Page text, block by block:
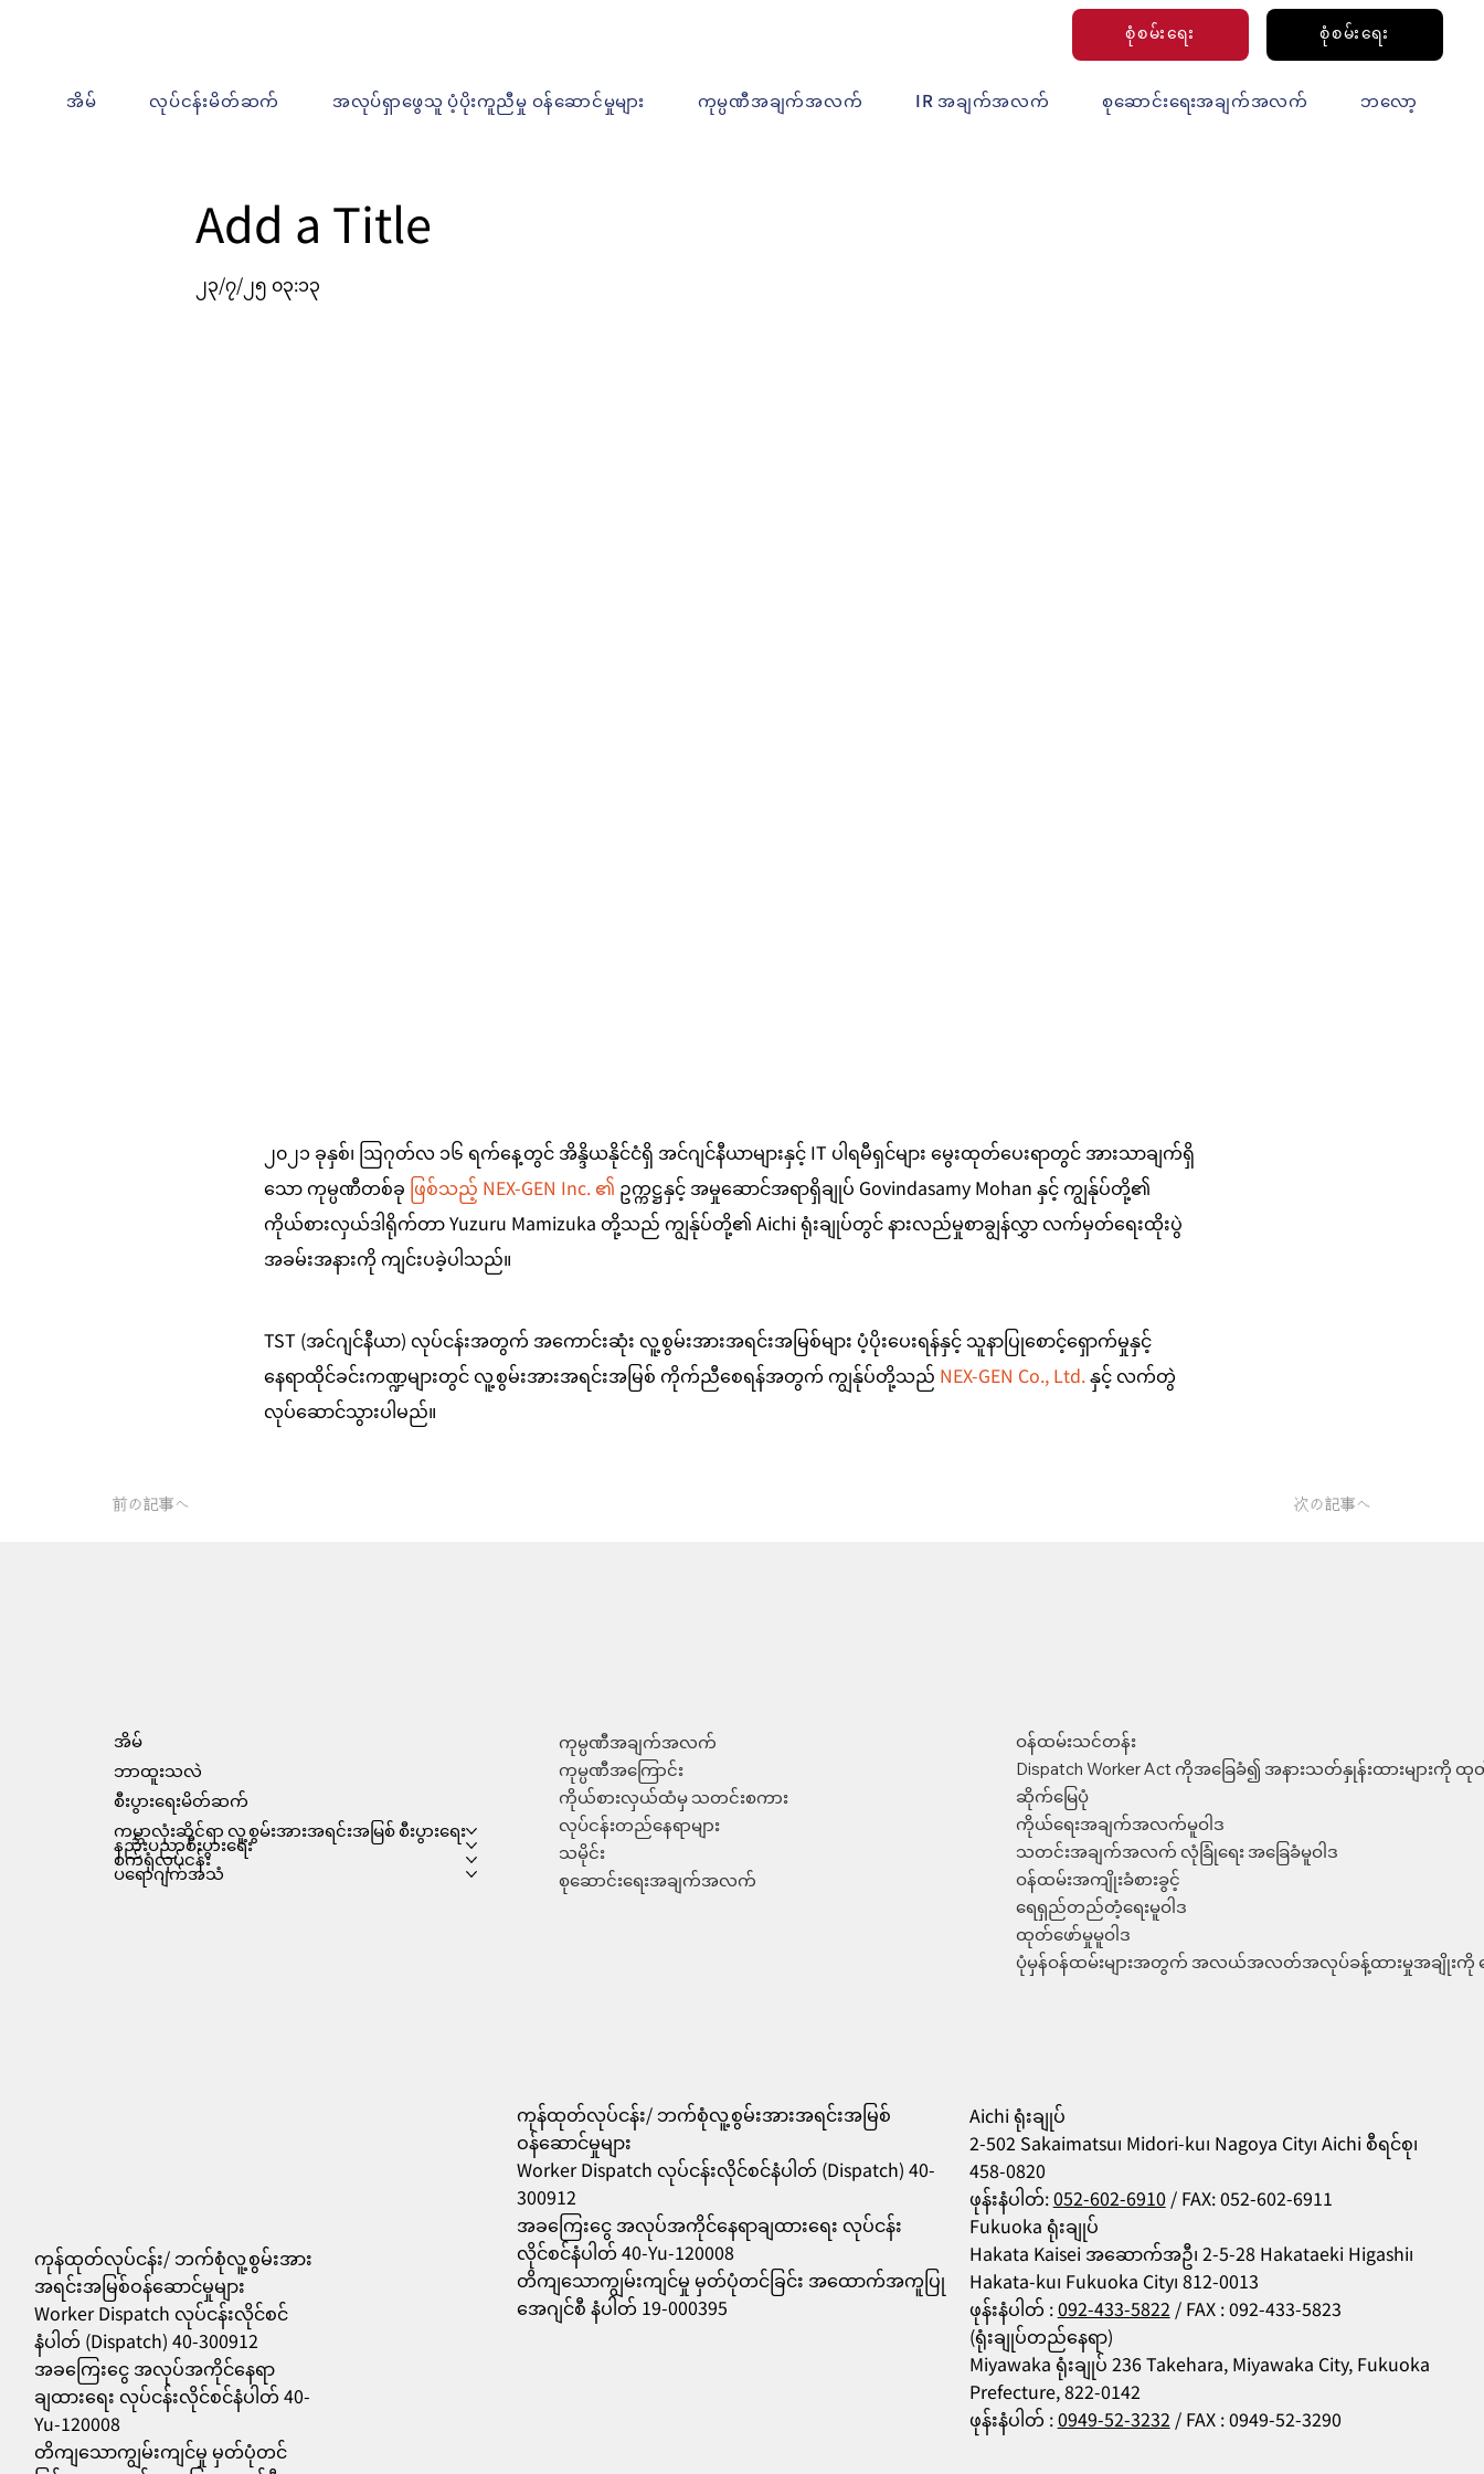
စုံစမ်းရေး စုံစမ်းရေး
အိမ် လုပ်ငန်းမိတ်ဆက် အလုပ်ရှာဖွေသူ ပံ့ပိုးကူညီမှု ဝန်ဆောင်မှုများ ကုမ္ပဏီအချက်အလက် IR အချက်အလက် စုဆောင်းရေးအချက်အလက် ဘလော့
Add a Title
၂၃/၇/၂၅ ၀၃:၁၃
前の記事へ 次の記事へ
၂၀၂၁ ခုနှစ်၊ ဩဂုတ်လ ၁၆ ရက်နေ့တွင် အိန္ဒိယနိုင်ငံရှိ အင်ဂျင်နီယာများနှင့် IT ပါရမီရှင်များ မွေးထုတ်ပေးရာတွင် အားသာချက်ရှိ
သော ကုမ္ပဏီတစ်ခု ဖြစ်သည့် NEX-GEN Inc. ၏ ဥက္ကဋ္ဌနှင့် အမှုဆောင်အရာရှိချုပ် Govindasamy Mohan နှင့် ကျွန်ုပ်တို့၏
ကိုယ်စားလှယ်ဒါရိုက်တာ Yuzuru Mamizuka တို့သည် ကျွန်ုပ်တို့၏ Aichi ရုံးချုပ်တွင် နားလည်မှုစာချွန်လွှာ လက်မှတ်ရေးထိုးပွဲ
အခမ်းအနားကို ကျင်းပခဲ့ပါသည်။
TST (အင်ဂျင်နီယာ) လုပ်ငန်းအတွက် အကောင်းဆုံး လူ့စွမ်းအားအရင်းအမြစ်များ ပံ့ပိုးပေးရန်နှင့် သူနာပြုစောင့်ရှောက်မှုနှင့်
နေရာထိုင်ခင်းကဏ္ဍများတွင် လူ့စွမ်းအားအရင်းအမြစ် ကိုက်ညီစေရန်အတွက် ကျွန်ုပ်တို့သည် NEX-GEN Co., Ltd. နှင့် လက်တွဲ
လုပ်ဆောင်သွားပါမည်။
အိမ်
ဘာထူးသလဲ
စီးပွားရေးမိတ်ဆက်
ကမ္ဘာလုံးဆိုင်ရာ လူ့စွမ်းအားအရင်းအမြစ် စီးပွားရေး
နည်းပညာစီးပွားရေး
စက်ရုံလုပ်ငန်း
ပရောဂျက်အသံ
ကုမ္ပဏီအချက်အလက်
ကုမ္ပဏီအကြောင်း
ကိုယ်စားလှယ်ထံမှ သတင်းစကား
လုပ်ငန်းတည်နေရာများ
သမိုင်း
စုဆောင်းရေးအချက်အလက်
ဝန်ထမ်းသင်တန်း
Dispatch Worker Act ကိုအခြေခံ၍ အနားသတ်နှုန်းထားများကို ထုတ်
ဆိုက်မြေပုံ
ကိုယ်ရေးအချက်အလက်မူဝါဒ
သတင်းအချက်အလက် လုံခြုံရေး အခြေခံမူဝါဒ
ဝန်ထမ်းအကျိုးခံစားခွင့်
ရေရှည်တည်တံ့ရေးမူဝါဒ
ထုတ်ဖော်မှုမူဝါဒ
ပုံမှန်ဝန်ထမ်းများအတွက် အလယ်အလတ်အလုပ်ခန့်ထားမှုအချိုးကို ကြေ
556
ကုန်ထုတ်လုပ်ငန်း/ ဘက်စုံလူ့စွမ်းအား
အရင်းအမြစ်ဝန်ဆောင်မှုများ
Worker Dispatch လုပ်ငန်းလိုင်စင်
နံပါတ် (Dispatch) 40-300912
အခကြေးငွေ အလုပ်အကိုင်နေရာ
ချထားရေး လုပ်ငန်းလိုင်စင်နံပါတ် 40-
Yu-120008
တိကျသောကျွမ်းကျင်မှု မှတ်ပုံတင်
ကုန်ထုတ်လုပ်ငန်း/ ဘက်စုံလူ့စွမ်းအားအရင်းအမြစ်
ဝန်ဆောင်မှုများ
Worker Dispatch လုပ်ငန်းလိုင်စင်နံပါတ် (Dispatch) 40-
300912
အခကြေးငွေ အလုပ်အကိုင်နေရာချထားရေး လုပ်ငန်း
လိုင်စင်နံပါတ် 40-Yu-120008
တိကျသောကျွမ်းကျင်မှု မှတ်ပုံတင်ခြင်း အထောက်အကူပြု
အေဂျင်စီ နံပါတ် 19-000395
Aichi ရုံးချုပ်
2-502 Sakaimatsu၊ Midori-ku၊ Nagoya City၊ Aichi စီရင်စု၊
458-0820
ဖုန်းနံပါတ်:052-602-6910 / FAX: 052-602-6911
Fukuoka ရုံးချုပ်
Hakata Kaisei အဆောက်အဦ၊ 2-5-28 Hakataeki Higashi၊
Hakata-ku၊ Fukuoka City၊ 812-0013
ဖုန်းနံပါတ် :092-433-5822 / FAX : 092-433-5823
(ရုံးချုပ်တည်နေရာ)
Miyawaka ရုံးချုပ် 236 Takehara, Miyawaka City, Fukuoka
Prefecture, 822-0142
ဖုန်းနံပါတ် :0949-52-3232 / FAX : 0949-52-3290